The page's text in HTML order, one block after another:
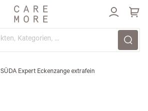
Direkt
zum
Inhalt
SÜDA Expert Eckenzange extrafein